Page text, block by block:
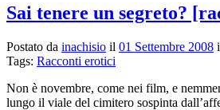
Sai tenere un segreto?
Postato da inachisio il 01 Settembre 2008
Tags: Racconti erotici
Non è novembre, come nei film, e
lungo il viale del cimitero sospinta